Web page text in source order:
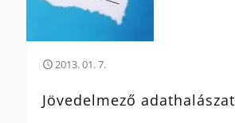
2013. 01. 7.
Jövedelmező adathalászat